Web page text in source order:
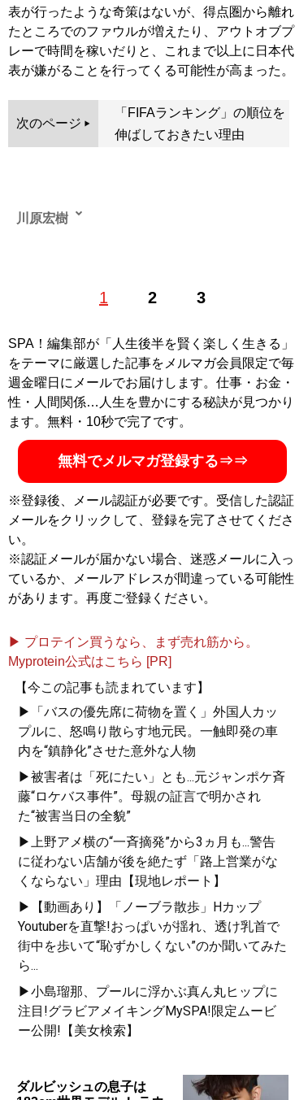
表が行ったような奇策はないが、得点圏から離れ
たところでのファウルが増えたり、アウトオブプ
レーで時間を稼いだりと、これまで以上に日本代
表が嫌がることを行ってくる可能性が高まった。
次のページ
「FIFAランキング」の順位を
伸ばしておきたい理由
1 2 3
川原宏樹
ディアを有するIT企業で、コンテンツ制作を行いスポー
ビジネス立ち上げなどに関わる。その後サッカー専門誌
「ストライカーＤＸ」編集部を経て、独立。現在はサッ
カーを中心にスポーツコンテンツ制作に携わる
記事一覧へ
SPA！編集部が「人生後半を賢く楽しく生きる」
をテーマに厳選した記事をメルマガ会員限定で毎
週金曜日にメールでお届けします。仕事・お金・
性・人間関係…人生を豊かにする秘訣が見つかり
ます。無料・10秒で完了です。
無料でメルマガ登録する⇒⇒
※登録後、メール認証が必要です。受信した認証
メールをクリックして、登録を完了させてくださ
い。
※認証メールが届かない場合、迷惑メールに入っ
ているか、メールアドレスが間違っている可能性
があります。再度ご登録ください。
▶ プロテイン買うなら、まず売れ筋から。
Myprotein公式はこちら [PR]
【今この記事も読まれています】
▶「バスの優先席に荷物を置く」外国人カッ
プルに、怒鳴り散らす地元民。一触即発の車
内を“鎮静化”させた意外な人物
▶被害者は「死にたい」とも...元ジャンポケ斉
藤“ロケバス事件”。母親の証言で明かされ
た“被害当日の全貌”
▶上野アメ横の“一斉摘発”から3ヵ月も...警告
に従わない店舗が後を絶たず「路上営業がな
くならない」理由【現地レポート】
▶【動画あり】「ノーブラ散歩」Hカップ
Youtuberを直撃!おっぱいが揺れ、透け乳首で
街中を歩いて“恥ずかしくない”のか聞いてみた
ら...
▶小島瑠那、プールに浮かぶ真ん丸ヒップに
注目!グラビアメイキングMySPA!限定ムービ
ー公開!【美女検索】
ダルビッシュの息子は